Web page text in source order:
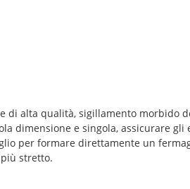
di alta qualità, sigillamento morbido
dimensione e singola, assicurare
per formare direttamente un
stretto.